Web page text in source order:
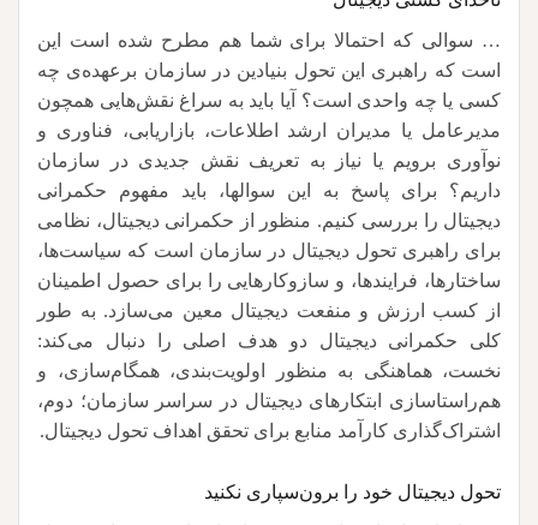
… سوالی که احتمالا برای شما هم مطرح شده است این
است که راهبری این تحول بنیادین در سازمان برعهده‌ی چه
کسی یا چه واحدی است؟ آیا باید به سراغ نقش‌هایی همچون
مدیرعامل یا مدیران ارشد اطلاعات، بازاریابی، فناوری و
نوآوری برویم یا نیاز به تعریف نقش جدیدی در سازمان
داریم؟ برای پاسخ به این سوالها، باید مفهوم حکمرانی
دیجیتال را بررسی کنیم. منظور از حکمرانی دیجیتال، نظامی
برای راهبری تحول دیجیتال در سازمان است که سیاست‌ها،
ساختارها، فرایندها، و سازوکارهایی را برای حصول اطمینان
از کسب ارزش و منفعت دیجیتال معین می‌سازد. به طور
کلی حکمرانی دیجیتال دو هدف اصلی را دنبال می‌کند:
نخست، هماهنگی به منظور اولویت‌بندی، همگام‌سازی، و
هم‌راستا‌سازی ابتکارهای دیجیتال در سراسر سازمان؛ دوم،
اشتراک‌گذاری کارآمد منابع برای تحقق اهداف تحول دیجیتال.
تحول دیجیتال خود را برون‌سپاری نکنید